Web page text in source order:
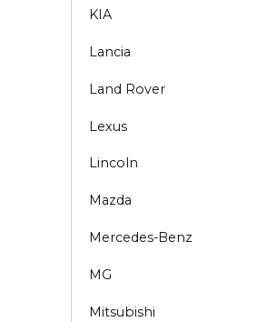
KIA
Lancia
Land Rover
Lexus
Lincoln
Mazda
Mercedes-Benz
MG
Mitsubishi